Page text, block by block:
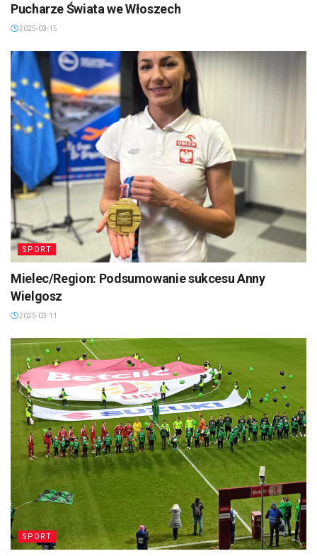
Pucharze Świata we Włoszech
2025-03-15
SPORT
Mielec/Region: Podsumowanie sukcesu Anny
Wielgosz
2025-03-11
SPORT